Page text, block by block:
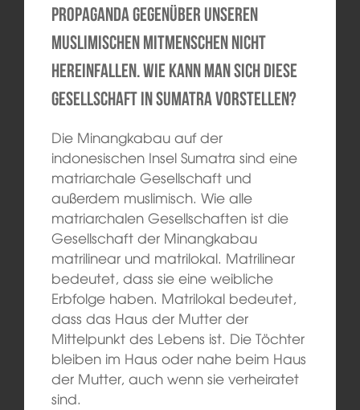
Propaganda gegenüber unseren
muslimischen Mitmenschen nicht
hereinfallen. Wie kann man sich diese
Gesellschaft in Sumatra vorstellen?
Die Minangkabau auf der
indonesischen Insel Sumatra sind eine
matriarchale Gesellschaft und
außerdem muslimisch. Wie alle
matriarchalen Gesellschaften ist die
Gesellschaft der Minangkabau
matrilinear und matrilokal. Matrilinear
bedeutet, dass sie eine weibliche
Erbfolge haben. Matrilokal bedeutet,
dass das Haus der Mutter der
Mittelpunkt des Lebens ist. Die Töchter
bleiben im Haus oder nahe beim Haus
der Mutter, auch wenn sie verheiratet
sind.